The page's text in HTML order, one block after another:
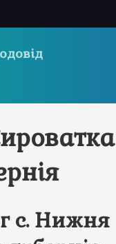
с. Нижня